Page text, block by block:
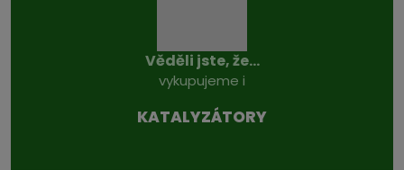
Věděli jste, že...
vykupujeme i
KATALYZÁTO­RY